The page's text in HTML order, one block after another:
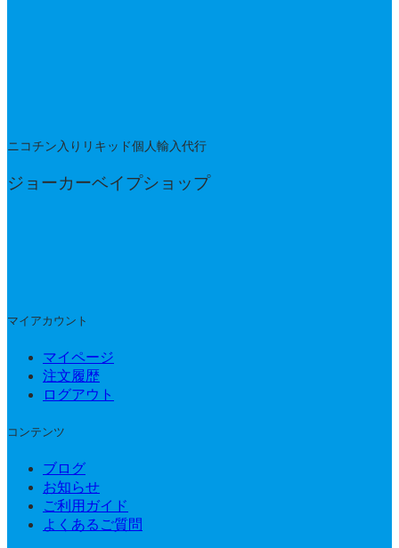
ニコチン入りリキッド個人輸入代行
ジョーカーベイプショップ
マイアカウント
マイページ
注文履歴
ログアウト
コンテンツ
ブログ
お知らせ
ご利用ガイド
よくあるご質問